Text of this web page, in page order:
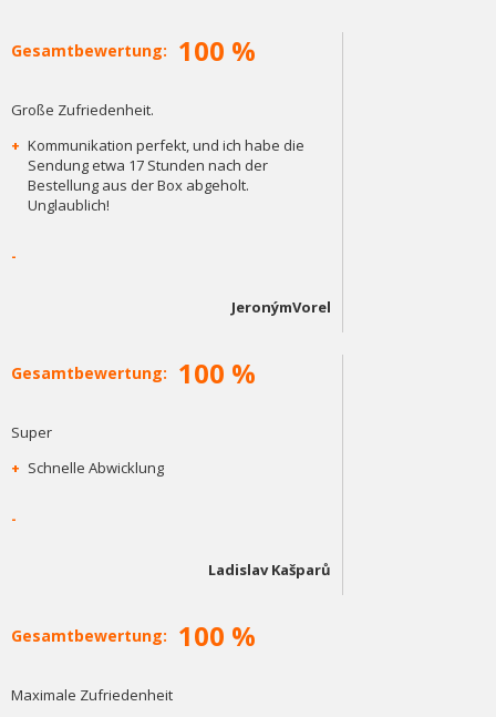
Gesamtbewertung: 100 %
Große Zufriedenheit.
+ Kommunikation perfekt, und ich habe die
Sendung etwa 17 Stunden nach der
Bestellung aus der Box abgeholt.
Unglaublich!
-
JeronýmVorel
Gesamtbewertung: 100 %
Super
+ Schnelle Abwicklung
-
Ladislav Kašparů
Gesamtbewertung: 100 %
Maximale Zufriedenheit